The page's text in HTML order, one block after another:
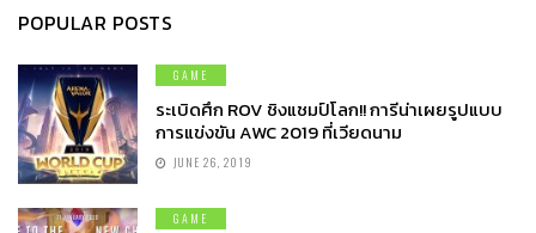
POPULAR POSTS
GAME
ระเบิดศึก ROV ชิงแชมป์โลก!! การีน่าเผยรูปแบบ
การแข่งขัน AWC 2019 ที่เวียดนาม
JUNE 26, 2019
GAME